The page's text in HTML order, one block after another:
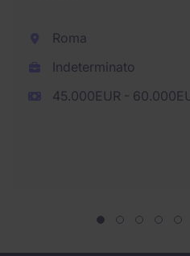
Roma
Indeterminato
45.000EUR -